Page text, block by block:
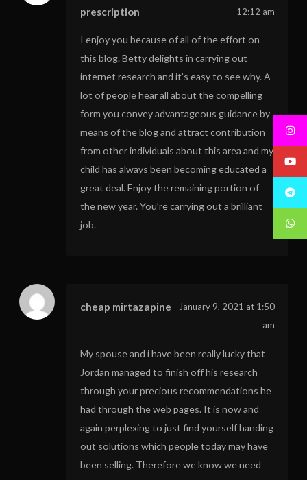
prescription
12:12 am
I enjoy you because of all of the effort on
this blog. Betty delights in carrying out
internet research and it’s easy to see why. A
lot of people hear all about the compelling
form you convey advantageous guidance by
means of the blog and attract contribution
from other individuals about this area and my
child has always been becoming educated a
great deal. Enjoy the remaining portion of
the new year. You’re carrying out a brilliant
job.
cheap mirtazapine
January 9, 2021 at 1:50
am
My spouse and i have been really lucky that
Jordan managed to finish off his research
through your precious recommendations he
had through the web pages. It is now and
again perplexing to just find yourself handing
out solutions which people today may have
been selling. Therefore we know we need